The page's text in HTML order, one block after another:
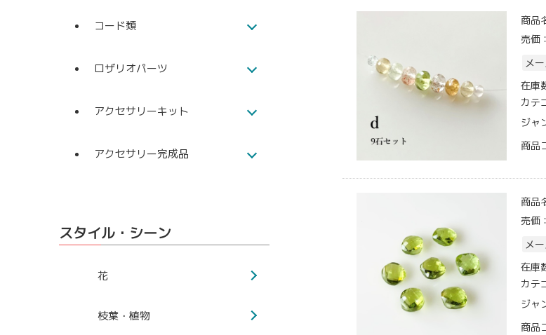
商品
売価：
メ
在庫
カテ
ジャ
商品
商品
売価：
メ
在庫
カテ
ジャ
商品
コード類
ロザリオパーツ
アクセサリーキット
アクセサリー完成品
スタイル・シーン
花
枝葉・植物